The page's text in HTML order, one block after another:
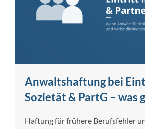
Anwaltshaftung bei
Sozietät & PartG – was
Haftung für frühere Berufsfehler